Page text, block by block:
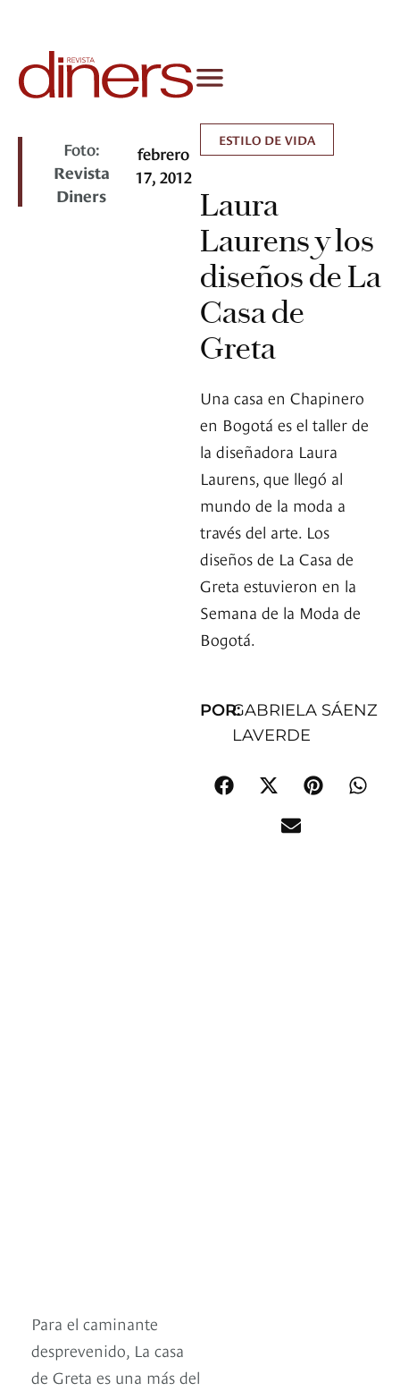
Foto:
Revista
Diners
febrero
17, 2012
ESTILO DE VIDA
Laura
Laurens y los
diseños de La
Casa de
Greta
Una casa en Chapinero
en Bogotá es el taller de
la diseñadora Laura
Laurens, que llegó al
mundo de la moda a
través del arte. Los
diseños de La Casa de
Greta estuvieron en la
Semana de la Moda de
Bogotá.
POR:GABRIELA SÁENZ
LAVERDE
Para el caminante
desprevenido, La casa
de Greta es una más del